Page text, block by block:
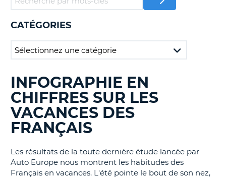
MA
RÉSERVATION
FRANCE
CATÉGORIES
RECHERCHER
DES
BLOGS......
INFOGRAPHIE EN
CHIFFRES SUR LES
VACANCES DES
FRANÇAIS
Les résultats de la toute dernière étude lancée par
Auto Europe nous montrent les habitudes des
Français en vacances. L'été pointe le bout de son nez,